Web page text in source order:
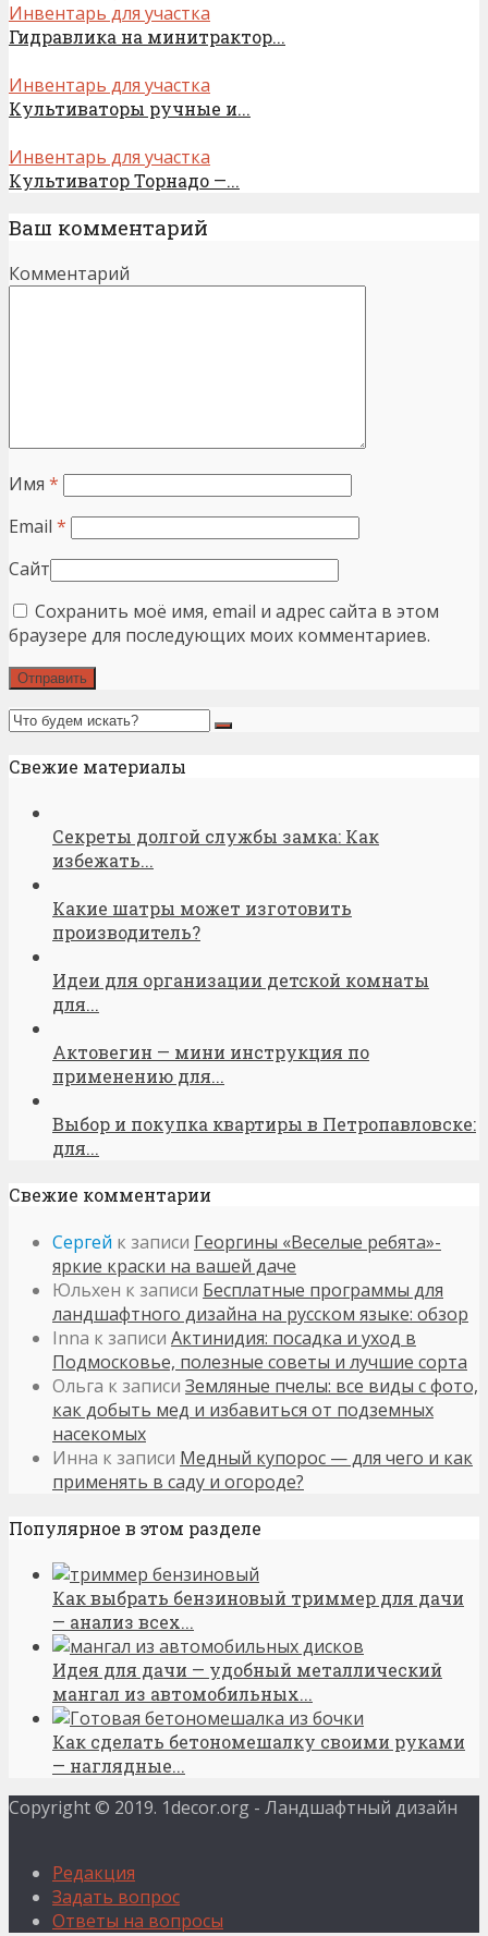
Инвентарь для участка
Гидравлика на минитрактор...
Инвентарь для участка
Культиваторы ручные и...
Инвентарь для участка
Культиватор Торнадо —...
Ваш комментарий
Комментарий
Имя *
Email *
Сайт
Сохранить моё имя, email и адрес сайта в этом
браузере для последующих моих комментариев.
Свежие материалы
Секреты долгой службы замка: Как
избежать...
Какие шатры может изготовить
производитель?
Идеи для организации детской комнаты
для...
Актовегин — мини инструкция по
применению для...
Выбор и покупка квартиры в Петропавловске:
для...
Свежие комментарии
Сергей к записи Георгины «Веселые ребята»-
яркие краски на вашей даче
Юльхен к записи Бесплатные программы для
ландшафтного дизайна на русском языке: обзор
Inna к записи Актинидия: посадка и уход в
Подмосковье, полезные советы и лучшие сорта
Ольга к записи Земляные пчелы: все виды с фото,
как добыть мед и избавиться от подземных
насекомых
Инна к записи Медный купорос — для чего и как
применять в саду и огороде?
Популярное в этом разделе
Как выбрать бензиновый триммер для дачи
— анализ всех...
Идея для дачи — удобный металлический
мангал из автомобильных...
Как сделать бетономешалку своими руками
— наглядные...
Copyright © 2019. 1decor.org - Ландшафтный дизайн
Редакция
Задать вопрос
Ответы на вопросы